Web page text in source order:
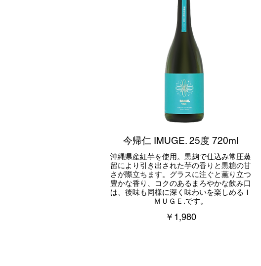
今帰仁 IMUGE. 25度 720ml
沖縄県産紅芋を使用。黒麹で仕込み常圧蒸
留により引き出された芋の香りと黒糖の甘
さが際立ちます。グラスに注ぐと薫り立つ
豊かな香り、コクのあるまろやかな飲み口
は、後味も同様に深く味わいを楽しめるＩ
ＭＵＧＥ.です。
￥1,980